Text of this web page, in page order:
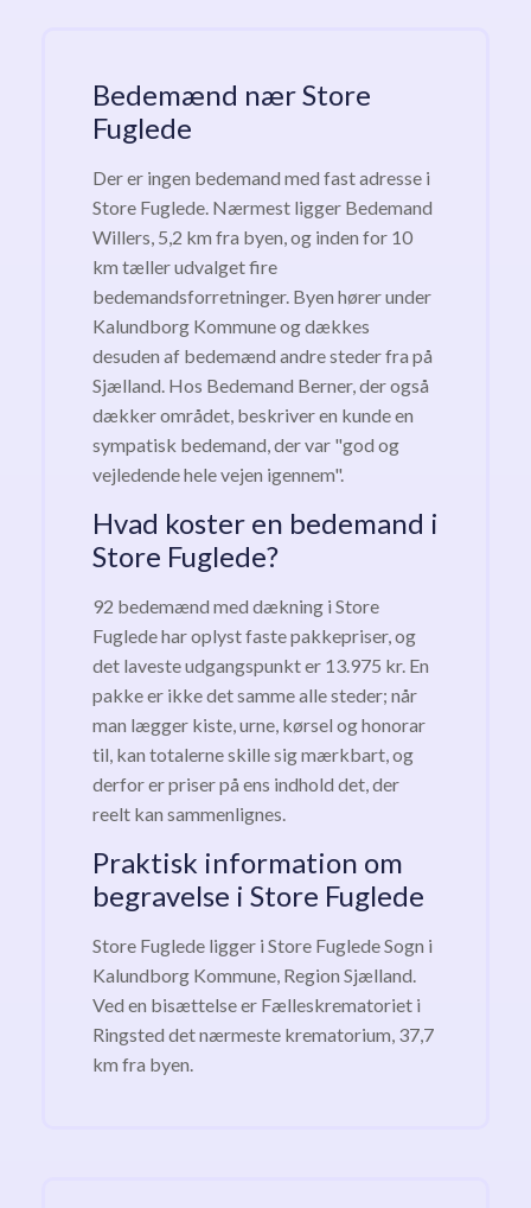
Bedemænd nær Store
Fuglede
Der er ingen bedemand med fast adresse i
Store Fuglede. Nærmest ligger Bedemand
Willers, 5,2 km fra byen, og inden for 10
km tæller udvalget fire
bedemandsforretninger. Byen hører under
Kalundborg Kommune og dækkes
desuden af bedemænd andre steder fra på
Sjælland. Hos Bedemand Berner, der også
dækker området, beskriver en kunde en
sympatisk bedemand, der var "god og
vejledende hele vejen igennem".
Hvad koster en bedemand i
Store Fuglede?
92 bedemænd med dækning i Store
Fuglede har oplyst faste pakkepriser, og
det laveste udgangspunkt er 13.975 kr. En
pakke er ikke det samme alle steder; når
man lægger kiste, urne, kørsel og honorar
til, kan totalerne skille sig mærkbart, og
derfor er priser på ens indhold det, der
reelt kan sammenlignes.
Praktisk information om
begravelse i Store Fuglede
Store Fuglede ligger i Store Fuglede Sogn i
Kalundborg Kommune, Region Sjælland.
Ved en bisættelse er Fælleskrematoriet i
Ringsted det nærmeste krematorium, 37,7
km fra byen.